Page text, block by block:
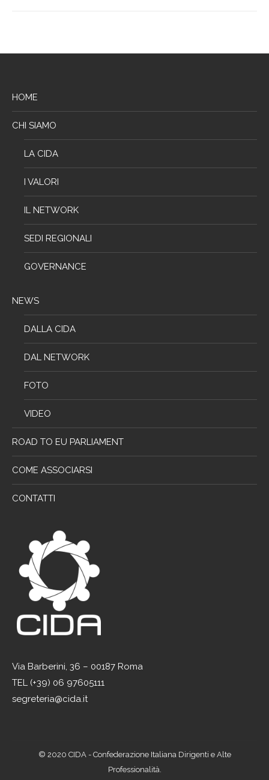
HOME
CHI SIAMO
LA CIDA
I VALORI
IL NETWORK
SEDI REGIONALI
GOVERNANCE
NEWS
DALLA CIDA
DAL NETWORK
FOTO
VIDEO
ROAD TO EU PARLIAMENT
COME ASSOCIARSI
CONTATTI
Via Barberini, 36 – 00187 Roma
TEL (+39) 06 97605111
segreteria@cida.it
© 2020 CIDA - Confederazione Italiana Dirigenti e Alte
Professionalità.